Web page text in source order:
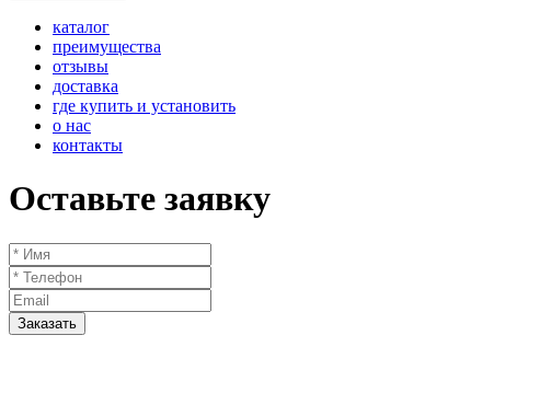
каталог
преимущества
отзывы
доставка
где купить и установить
о нас
контакты
Оставьте заявку